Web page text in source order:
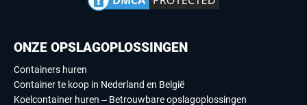
ONZE OPSLAGOPLOSSINGEN
Containers huren
Container te koop in Nederland en België
Koelcontainer huren – Betrouwbare opslagoplossingen